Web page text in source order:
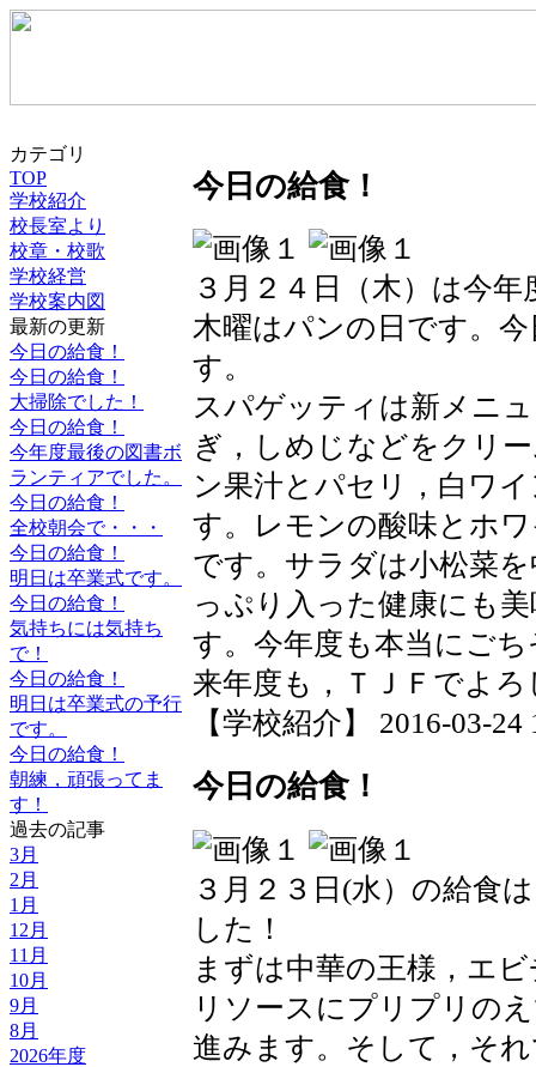
カテゴリ
TOP
学校紹介
校長室より
校章・校歌
学校経営
学校案内図
最新の更新
今日の給食！
今日の給食！
大掃除でした！
今日の給食！
今年度最後の図書ボ
ランティアでした。
今日の給食！
全校朝会で・・・
今日の給食！
明日は卒業式です。
今日の給食！
気持ちには気持ち
で！
今日の給食！
明日は卒業式の予行
です。
今日の給食！
朝練，頑張ってま
す！
過去の記事
3月
2月
1月
12月
11月
10月
9月
8月
2026年度
今日の給食！
３月２４日（木）は今
木曜はパンの日です。
す。
スパゲッティは新メニ
ぎ，しめじなどをクリ
ン果汁とパセリ，白ワ
す。レモンの酸味とホ
です。サラダは小松菜
っぷり入った健康にも
す。今年度も本当にご
来年度も，ＴＪＦでよ
【学校紹介】 2016-03-24
今日の給食！
３月２３日(水）の給食
した！
まずは中華の王様，エ
リソースにプリプリの
進みます。そして，そ